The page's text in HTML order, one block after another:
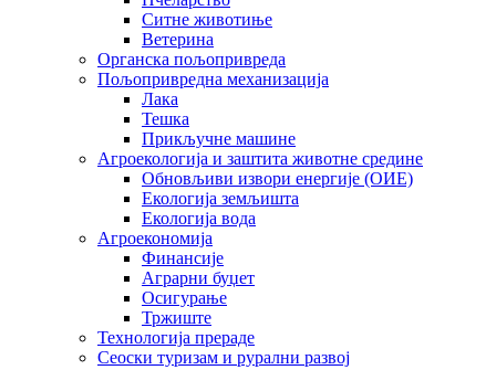
Ситне животиње
Ветерина
Органска пољопривреда
Пољопривредна механизација
Лака
Тешка
Прикључне машине
Агроекологија и заштита животне средине
Обновљиви извори енергије (ОИЕ)
Екологија земљишта
Екологија вода
Агроекономија
Финансије
Аграрни буџет
Осигурање
Тржиште
Технологија прераде
Сеоски туризам и рурални развој